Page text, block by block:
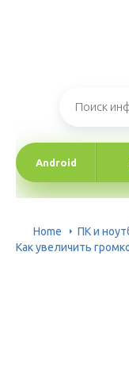
Android
Home
ПК и
Как увеличить